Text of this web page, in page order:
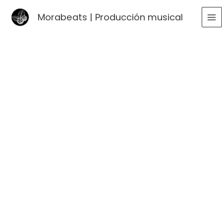
Morabeats | Producción musical